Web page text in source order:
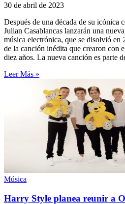
30 de abril de 2023
Después de una década de su icónica
Julian Casablancas lanzarán una
música electrónica, que se disolvió en
de la canción inédita que crearon con
diez años. La nueva canción es parte
Leer Más »
Música
Harry Style planea reunir a